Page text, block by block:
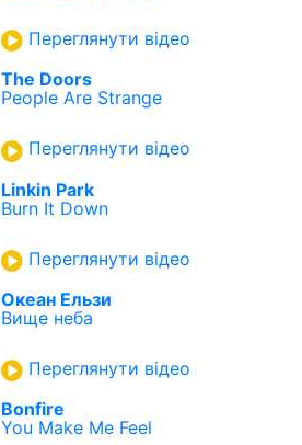
Переглянути відео
The Doors
People Are Strange
Переглянути відео
Linkin Park
Burn It Down
Переглянути відео
Океан Ельзи
Вище неба
Переглянути відео
Bonfire
You Make Me Feel